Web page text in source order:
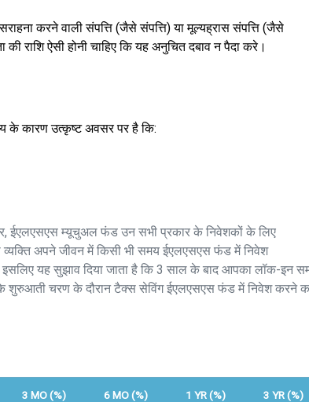
करने वाली संपत्ति (जैसे संपत्ति) या मूल्यह्रास संपत्ति (जैसे
राशि ऐसी होनी चाहिए कि यह अनुचित दबाव न पैदा करे।
के कारण उत्कृष्ट अवसर पर है कि:
ईएलएसएस म्यूचुअल फंड उन सभी प्रकार के निवेशकों के लिए
अपने जीवन में किसी भी समय ईएलएसएस फंड में निवेश
यह सुझाव दिया जाता है कि 3 साल के बाद आपका लॉक-इन
चरण के दौरान टैक्स सेविंग ईएलएसएस फंड में निवेश करने
3 MO (%) 6 MO (%) 1 YR (%) 3 YR (%)